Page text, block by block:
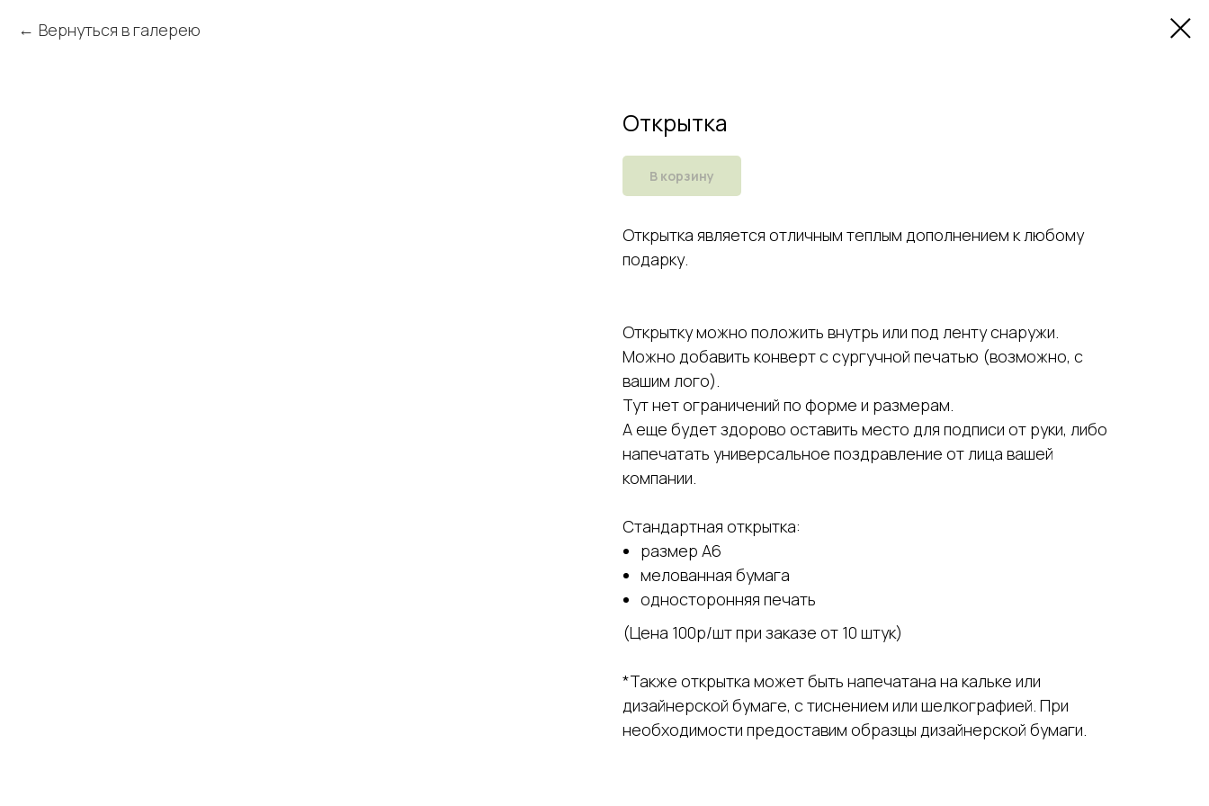
Вернуться в галерею
Открытка
В корзину
Открытка является отличным теплым дополнением к любому
подарку.
Открытку можно положить внутрь или под ленту снаружи.
Можно добавить конверт с сургучной печатью (возможно, с
вашим лого).
Тут нет ограничений по форме и размерам.
А еще будет здорово оставить место для подписи от руки, либо
напечатать универсальное поздравление от лица вашей
компании.
Стандартная открытка:
размер А6
мелованная бумага
односторонняя печать
(Цена 100р/шт при заказе от 10 штук)
*Также открытка может быть напечатана на кальке или
дизайнерской бумаге, с тиснением или шелкографией. При
необходимости предоставим образцы дизайнерской бумаги.